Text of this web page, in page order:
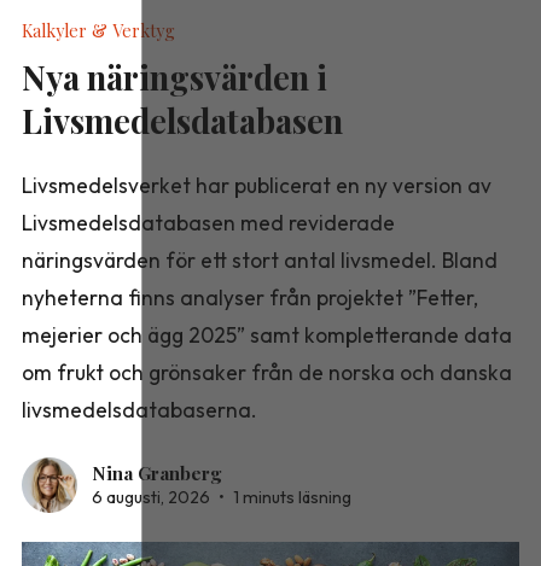
Kalkyler & Verktyg
Nya näringsvärden i
Livsmedelsdatabasen
Livsmedelsverket har publicerat en ny version av
Livsmedelsdatabasen med reviderade
näringsvärden för ett stort antal livsmedel. Bland
nyheterna finns analyser från projektet ”Fetter,
mejerier och ägg 2025” samt kompletterande data
om frukt och grönsaker från de norska och danska
livsmedelsdatabaserna.
Nina Granberg
6 augusti, 2026 • 1 minuts läsning